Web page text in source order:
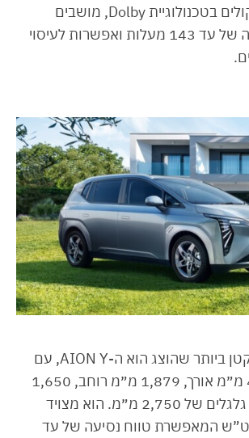
שמע עם 22 רמקולים בטכנולוגיית Dolby, מושבים
אחוריים עם הטייה של עד 143 מעלות ואפשרות לעיסוי
הדגם האחרון והקטן ביותר שהוצג הוא ה-AION Y, עם
מידות של 4,535 מ״מ אורך, 1,879 מ״מ רוחב, 1,650
מ״מ גובה ובסיס גלגלים של 2,750 מ״מ. הוא מצויד
63.2 קוט”ש המאפשרת טווח נסיעה של עד